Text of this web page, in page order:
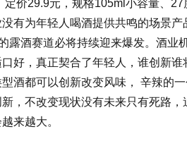
29.9元，规格105ml小容量、27
为年轻人喝酒提供共鸣的场景
酒赛道必将持续迎来爆发。酒业
，真正契合了年轻人，谁创新谁
都可以创新改变风味， 辛辣的一
不改变现状没有未来只有死路，
来越大。